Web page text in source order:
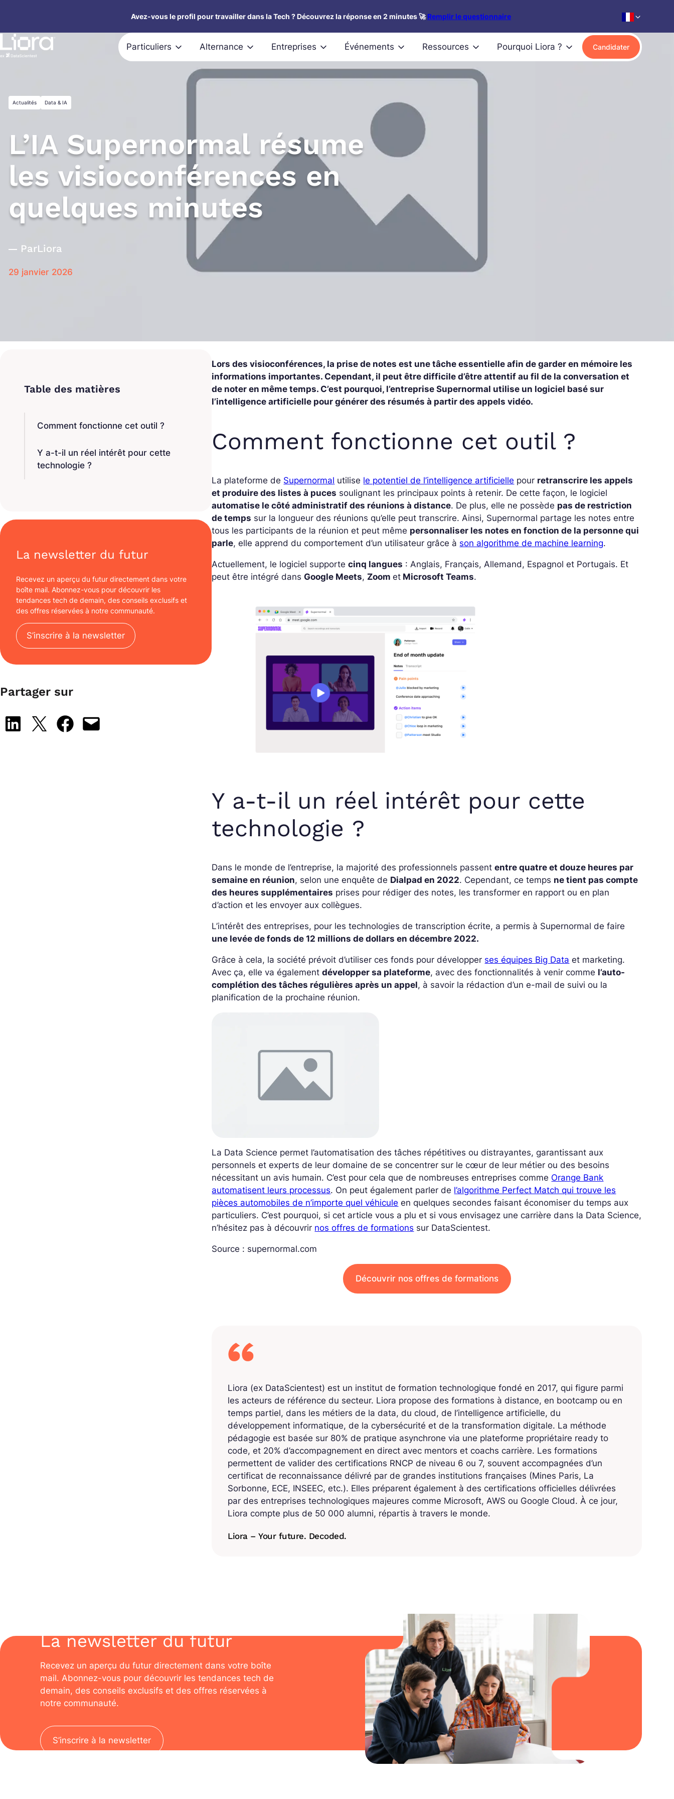
contenu
Avez-vous le profil pour travailler dans la Tech ? Découvrez la réponse en 2 minutes 🚀Remplir le questionnaire
Particuliers Alternance Entreprises Événements Ressources Pourquoi Liora ? Candidater
Actualités Data & IA
L’IA Supernormal résume
les visioconférences en
quelques minutes
ParLiora
29 janvier 2026
Comment fonctionne cet outil ?
Y a-t-il un réel intérêt pour cette
technologie ?
La newsletter du futur
Recevez un aperçu du futur directement dans votre
boîte mail. Abonnez-vous pour découvrir les
tendances tech de demain, des conseils exclusifs et
des offres réservées à notre communauté.
S’inscrire à la newsletter
Partager sur
Share on LinkedIn
Share on X Share on Facebook
Email this Page
Lors des visioconférences, la prise de notes est une tâche essentielle afin de garder en mémoire les
informations importantes. Cependant, il peut être difficile d’être attentif au fil de la conversation et
de noter en même temps. C’est pourquoi, l’entreprise Supernormal utilise un logiciel basé sur
l’intelligence artificielle pour générer des résumés à partir des appels vidéo.
Comment fonctionne cet outil ?
La plateforme de Supernormal utilise le potentiel de l’intelligence artificielle pour retranscrire les appels
et produire des listes à puces soulignant les principaux points à retenir. De cette façon, le logiciel
automatise le côté administratif des réunions à distance. De plus, elle ne possède pas de restriction
de temps sur la longueur des réunions qu’elle peut transcrire. Ainsi, Supernormal partage les notes entre
tous les participants de la réunion et peut même personnaliser les notes en fonction de la personne qui
parle, elle apprend du comportement d’un utilisateur grâce à son algorithme de machine learning.
Actuellement, le logiciel supportecinq langues : Anglais, Français, Allemand, Espagnol et Portugais. Et
peut être intégré dansGoogle Meets, Zoomet Microsoft Teams.
Y a-t-il un réel intérêt pour cette
technologie ?
Dans le monde de l’entreprise, la majorité des professionnels passententre quatre et douze heures par
semaine en réunion, selon une enquête de Dialpad en 2022. Cependant, ce temps ne tient pas compte
des heures supplémentaires prises pour rédiger des notes, les transformer en rapport ou en plan
d’action et les envoyer aux collègues.
L’intérêt des entreprises, pour les technologies de transcription écrite, a permis à Supernormal de faire
une levée de fonds de 12 millions de dollars en décembre 2022.
Grâce à cela, la société prévoit d’utiliser ces fonds pour développer ses équipes Big Data et marketing.
Avec ça, elle va égalementdévelopper sa plateforme, avec des fonctionnalités à venir comme l’auto-
complétion des tâches régulières après un appel, à savoir la rédaction d’un e-mail de suivi ou la
planification de la prochaine réunion.
La Data Science permet l’automatisation des tâches répétitives ou distrayantes, garantissant aux
personnels et experts de leur domaine de se concentrer sur le cœur de leur métier ou des besoins
nécessitant un avis humain. C’est pour cela que de nombreuses entreprises comme Orange Bank
automatisent leurs processus. On peut également parler de l’algorithme Perfect Match qui trouve les
pièces automobiles de n’importe quel véhicule en quelques secondes faisant économiser du temps aux
particuliers. C’est pourquoi, si cet article vous a plu et si vous envisagez une carrière dans la Data Science,
n’hésitez pas à découvrir nos offres de formations sur DataScientest.
Source : supernormal.com
Découvrir nos offres de formations
Liora (ex DataScientest) est un institut de formation technologique fondé en 2017, qui figure parmi
les acteurs de référence du secteur. Liora propose des formations à distance, en bootcamp ou en
temps partiel, dans les métiers de la data, du cloud, de l’intelligence artificielle, du
développement informatique, de la cybersécurité et de la transformation digitale. La méthode
pédagogie est basée sur 80% de pratique asynchrone via une plateforme propriétaire ready to
code, et 20% d’accompagnement en direct avec mentors et coachs carrière. Les formations
permettent de valider des certifications RNCP de niveau 6 ou 7, souvent accompagnées d’un
certificat de reconnaissance délivré par de grandes institutions françaises (Mines Paris, La
Sorbonne, ECE, INSEEC, etc.). Elles préparent également à des certifications officielles délivrées
par des entreprises technologiques majeures comme Microsoft, AWS ou Google Cloud. À ce jour,
Liora compte plus de 50 000 alumni, répartis à travers le monde.
Liora – Your future. Decoded.
La newsletter du futur
Recevez un aperçu du futur directement dans votre boîte
mail. Abonnez-vous pour découvrir les tendances tech de
demain, des conseils exclusifs et des offres réservées à
notre communauté.
S’inscrire à la newsletter